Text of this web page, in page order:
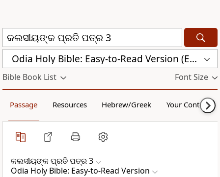
Odia Holy Bible: Easy-to-Read Version (ERV-OR)
Bible Book List Font Size
Passage Resources Hebrew/Greek Your Content
କଲସୀୟଙ୍କ ପ୍ରତି ପତ୍ର 3
Odia Holy Bible: Easy-to-Read Version